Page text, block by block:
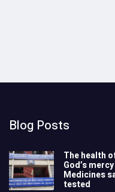
Blog Posts
The health
God’s
Medicines
tested